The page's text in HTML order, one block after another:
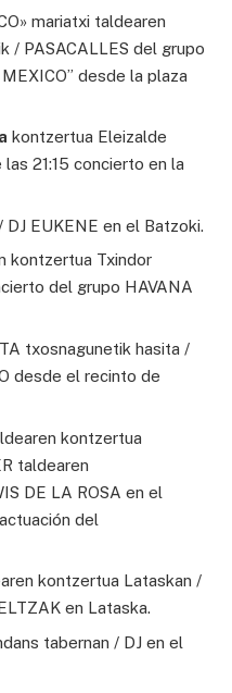
mariatxi taldearen
/ PASACALLES del grupo
desde la plaza
kontzertua Eleizalde
21:15 concierto en la
DJ EUKENE en el Batzoki.
kontzertua Txindor
del grupo HAVANA
txosnagunetik hasita /
desde el recinto de
kontzertua
taldearen
DE LA ROSA en el
del
kontzertua Lataskan /
en Lataska.
tabernan / DJ en el